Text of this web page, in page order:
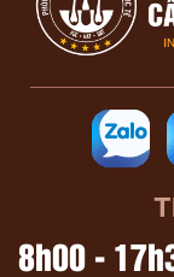
8h00 -